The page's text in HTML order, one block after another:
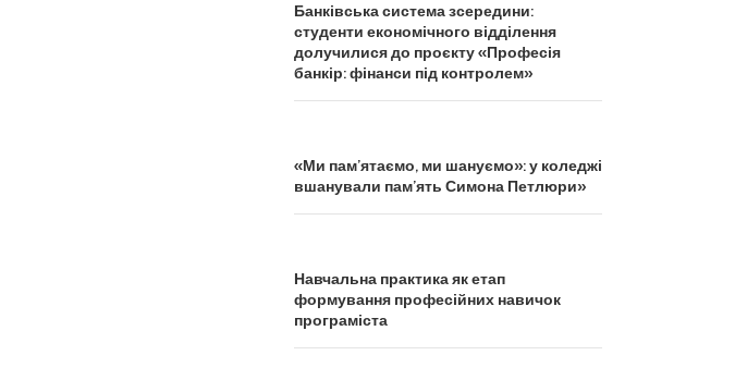
Банківська система зсередини:
студенти економічного відділення
долучилися до проєкту «Професія
банкір: фінанси під контролем»
«Ми пам’ятаємо, ми шануємо»: у коледжі
вшанували пам’ять Симона Петлюри»
Навчальна практика як етап
формування професійних навичок
програміста